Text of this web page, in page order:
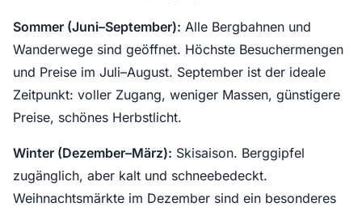
Sommer (Juni–September): Alle Bergbahnen und
Wanderwege sind geöffnet. Höchste Besuchermengen
und Preise im Juli–August. September ist der ideale
Zeitpunkt: voller Zugang, weniger Massen, günstigere
Preise, schönes Herbstlicht.
Winter (Dezember–März): Skisaison. Berggipfel
zugänglich, aber kalt und schneebedeckt.
Weihnachtsmärkte im Dezember sind ein besonderes